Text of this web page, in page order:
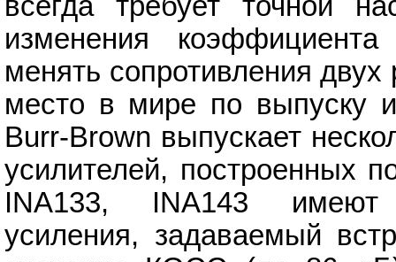
изменения
менять сопротивления
место в мире по выпуску
Burr-Brown выпускает
усилителей, построенных
INA133, INA143 имеют
усиления, задаваемый